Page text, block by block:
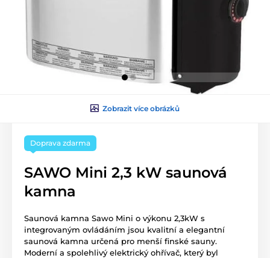
Zobrazit více obrázků
Doprava zdarma
SAWO Mini 2,3 kW saunová
kamna
Saunová kamna Sawo Mini o výkonu 2,3kW s
integrovaným ovládáním jsou kvalitní a elegantní
saunová kamna určená pro menší finské sauny.
Moderní a spolehlivý elektrický ohřívač, který byl